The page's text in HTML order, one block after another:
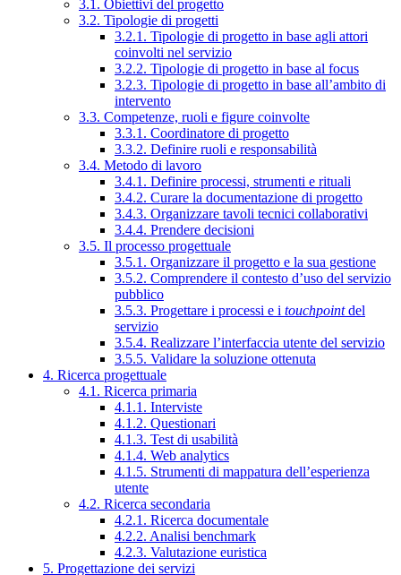
3.1. Obiettivi del progetto
3.2. Tipologie di progetti
3.2.1. Tipologie di progetto in base agli attori
coinvolti nel servizio
3.2.2. Tipologie di progetto in base al focus
3.2.3. Tipologie di progetto in base all’ambito di
intervento
3.3. Competenze, ruoli e figure coinvolte
3.3.1. Coordinatore di progetto
3.3.2. Definire ruoli e responsabilità
3.4. Metodo di lavoro
3.4.1. Definire processi, strumenti e rituali
3.4.2. Curare la documentazione di progetto
3.4.3. Organizzare tavoli tecnici collaborativi
3.4.4. Prendere decisioni
3.5. Il processo progettuale
3.5.1. Organizzare il progetto e la sua gestione
3.5.2. Comprendere il contesto d’uso del servizio
pubblico
3.5.3. Progettare i processi e i touchpointdel
servizio
3.5.4. Realizzare l’interfaccia utente del servizio
3.5.5. Validare la soluzione ottenuta
4. Ricerca progettuale
4.1. Ricerca primaria
4.1.1. Interviste
4.1.2. Questionari
4.1.3. Test di usabilità
4.1.4. Web analytics
4.1.5. Strumenti di mappatura dell’esperienza
utente
4.2. Ricerca secondaria
4.2.1. Ricerca documentale
4.2.2. Analisi benchmark
4.2.3. Valutazione euristica
5. Progettazione dei servizi